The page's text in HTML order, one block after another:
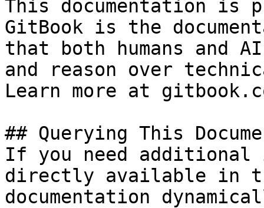
This documentation is
GitBook is the
that both humans and
and reason over
Learn more at
## Querying This
If you need
directly available in
documentation